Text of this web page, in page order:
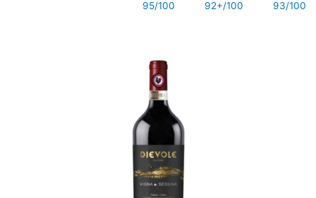
95/100 92+/100 93/100